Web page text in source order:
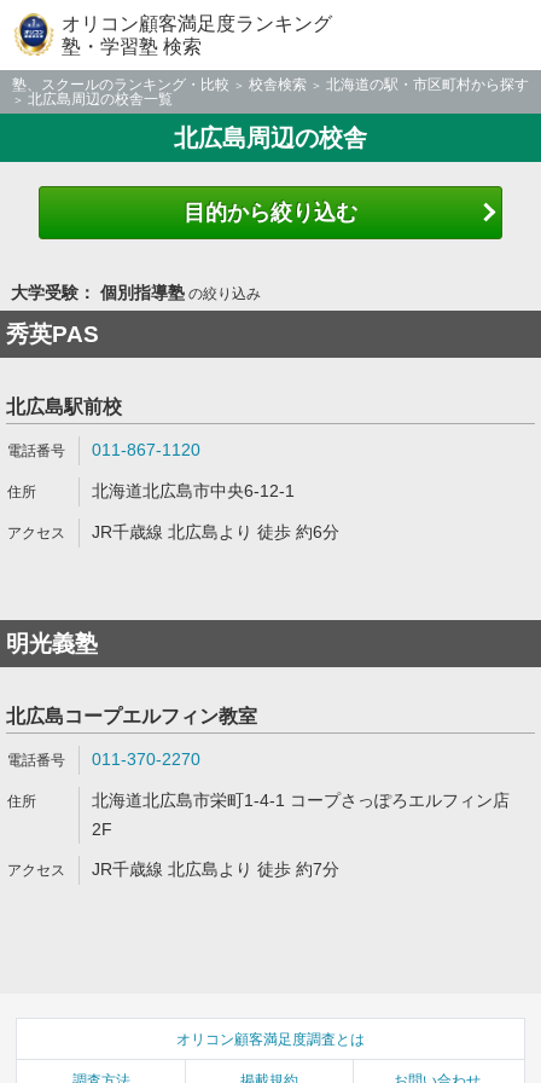
オリコン顧客満足度ランキング
塾・学習塾 検索
塾、スクールのランキング・比較 校舎検索
北海道の駅・市区町村から探す
北広島周辺の校舎一覧
北広島周辺の校舎
目的から絞り込む
大学受験： 個別指導塾の絞り込み
秀英PAS
北広島駅前校
011-867-1120
北海道北広島市中央6-12-1
JR千歳線 北広島より 徒歩 約6分
明光義塾
北広島コープエルフィン教室
011-370-2270
北海道北広島市栄町1-4-1 コープさっぽろエルフィン店
2F
JR千歳線 北広島より 徒歩 約7分
オリコン顧客満足度調査とは